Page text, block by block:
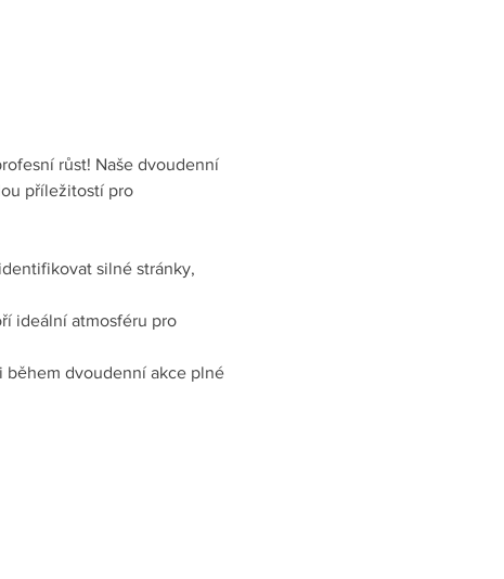
růst! Naše dvoudenní
příležitostí pro
silné stránky,
ideální atmosféru pro
dvoudenní akce plné